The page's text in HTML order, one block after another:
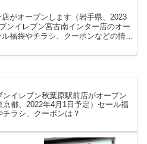
がオープンします（岩手県、2023
ンイレブン宮古南インター店のオー
福袋やチラシ、クーポンなどの情報
ンイレブン秋葉原駅前店がオープン
京都、2022年4月1日予定）セール福
チラシ、クーポンは？